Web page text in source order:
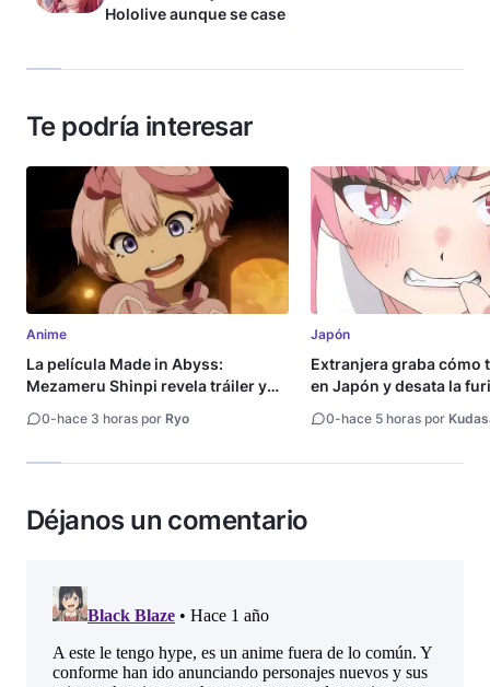
Hololive aunque se case
Te podría interesar
Anime
La película Made in Abyss:
Mezameru Shinpi revela tráiler y
0-hace 3 horas por Ryo
Japón
Extranjera graba cómo
en Japón y desata la
0-hace 5 horas por
Déjanos un comentario